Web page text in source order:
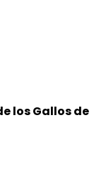
los Gallos de